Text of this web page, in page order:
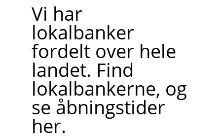
Vi har
lokalbanker
fordelt over hele
landet. Find
lokalbankerne, og
se åbningstider
her.